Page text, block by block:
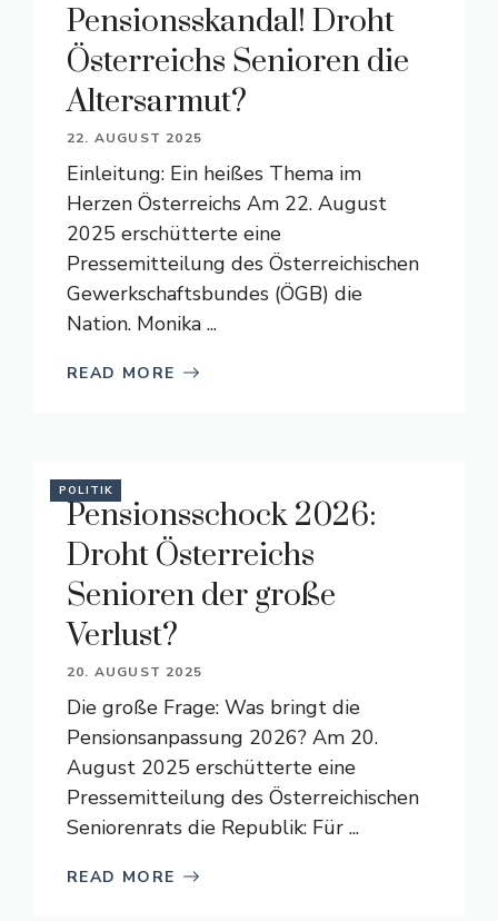
Pensionsskandal! Droht
Österreichs Senioren die
Altersarmut?
22. AUGUST 2025
Einleitung: Ein heißes Thema im
Herzen Österreichs Am 22. August
2025 erschütterte eine
Pressemitteilung des Österreichischen
Gewerkschaftsbundes (ÖGB) die
Nation. Monika ...
READ MORE
POLITIK
Pensionsschock 2026:
Droht Österreichs
Senioren der große
Verlust?
20. AUGUST 2025
Die große Frage: Was bringt die
Pensionsanpassung 2026? Am 20.
August 2025 erschütterte eine
Pressemitteilung des Österreichischen
Seniorenrats die Republik: Für ...
READ MORE